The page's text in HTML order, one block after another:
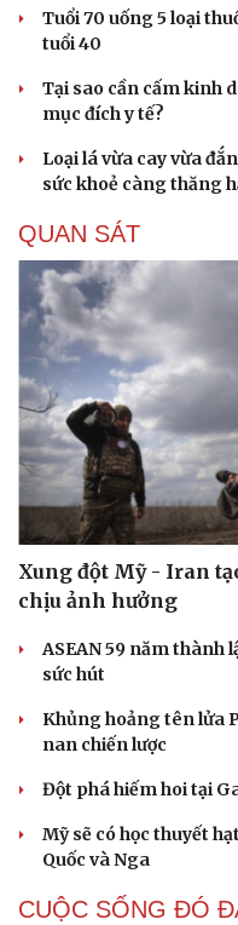
Tuổi 70 uống 5 loại
tuổi 40
Tại sao cần cấm kinh
mục đích y tế?
Loại lá vừa cay vừa
sức khoẻ càng thăng
QUAN SÁT
Xung đột Mỹ - Iran
chịu ảnh hưởng
ASEAN 59 năm
sức hút
Khủng hoảng tên lửa
nan chiến lược
Đột phá hiếm hoi tại
Mỹ sẽ có học thuyết
Quốc và Nga
CUỘC SỐNG ĐÓ